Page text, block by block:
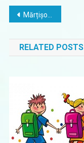
Navigare
în
articole
Mărțișor 2022 – Elevii școlii au confecționat cele mai frumoase mărțișoare
RELATED POSTS